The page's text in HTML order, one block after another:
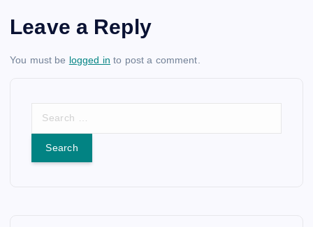
Leave a Reply
You must be logged in to post a comment.